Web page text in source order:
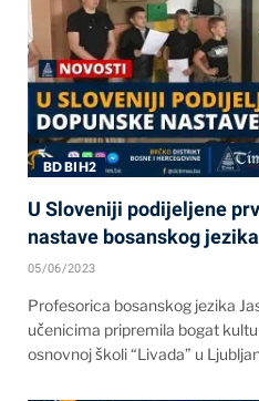
BD BIH2
U Sloveniji podijeljene
nastave bosanskog jezika
05/06/2023
Profesorica bosanskog jezika
učenicima pripremila bogat
osnovnoj školi “Livada” u